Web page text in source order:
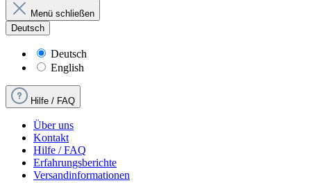
Menü schließen
Deutsch
Deutsch
English
Hilfe / FAQ
Über uns
Kontakt
Hilfe / FAQ
Erfahrungsberichte
Versandinformationen